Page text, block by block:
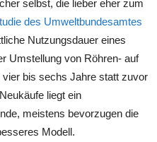
selbst, die lieber eher zum
des Umweltbundesamtes
Nutzungsdauer eines
Umstellung von Röhren- auf
bis sechs Jahre statt zuvor
liegt ein
meistens bevorzugen die
Modell.